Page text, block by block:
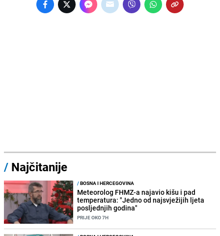
/ Najčitanije
/BOSNA I HERCEGOVINA
Meteorolog FHMZ-a najavio kišu i pad
temperatura: "Jedno od najsvježijih ljeta
posljednjih godina"
PRIJE OKO 7H